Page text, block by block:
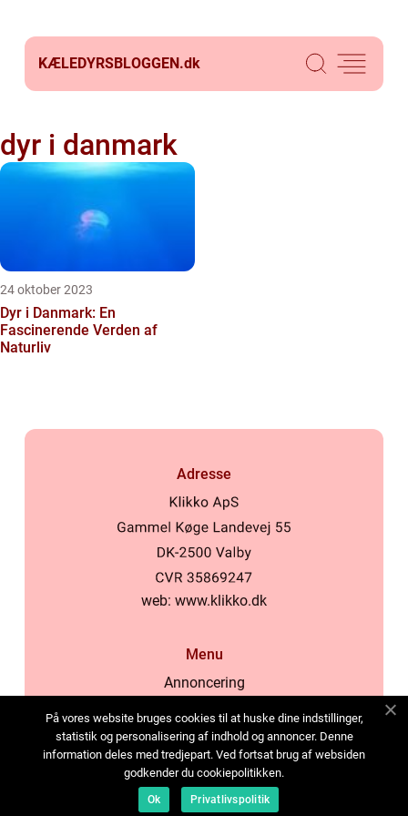
KÆLEDYRSBLOGGEN.dk
dyr i danmark
24 oktober 2023
Dyr i Danmark: En
Fascinerende Verden af
Naturliv
Adresse
web: www.klikko.dk
Menu
Annoncering
Cookies
Kontakt os
Sitemap
På vores website bruges cookies til at huske dine indstillinger,
statistik og personalisering af indhold og annoncer. Denne
information deles med tredjepart. Ved fortsat brug af websiden
godkender du cookiepolitikken.
Ok Privatlivspolitik